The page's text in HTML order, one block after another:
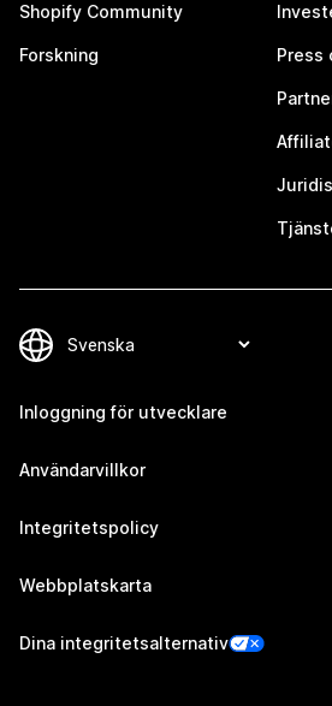
Shopify Community
Forskning Press
Inloggning för utvecklare
Användarvillkor
Integritetspolicy
Webbplatskarta
Dina integritetsalternativ